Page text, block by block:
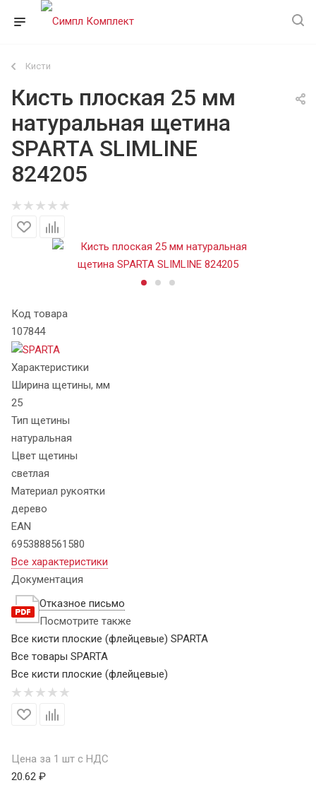
Кисти
Кисть плоская 25 мм
натуральная щетина
SPARTA SLIMLINE
824205
Код товара
107844
Характеристики
Ширина щетины, мм
25
Тип щетины
натуральная
Цвет щетины
светлая
Материал рукоятки
дерево
EAN
6953888561580
Все характеристики
Документация
Отказное письмо
Посмотрите также
Все кисти плоские (флейцевые) SPARTA
Все товары SPARTA
Все кисти плоские (флейцевые)
Цена за 1 шт с НДС
20.62 ₽